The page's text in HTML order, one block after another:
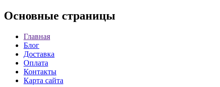
Основные страницы
Главная
Блог
Доставка
Оплата
Контакты
Карта сайта